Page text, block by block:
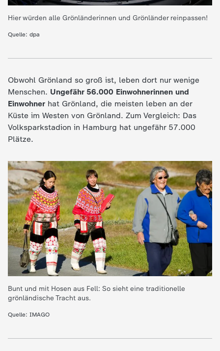
DHier würden alle Grönländerinnen und Grönländer reinpassen!
Quelle: dpa
Obwohl Grönland so groß ist, leben dort nur wenige
Menschen. Ungefähr 56.000 Einwohnerinnen und
Einwohner hat Grönland, die meisten leben an der
Küste im Westen von Grönland. Zum Vergleich: Das
Volksparkstadion in Hamburg hat ungefähr 57.000
Plätze.
Bunt und mit Hosen aus Fell: So sieht eine traditionelle
grönländische Tracht aus.
Quelle: IMAGO